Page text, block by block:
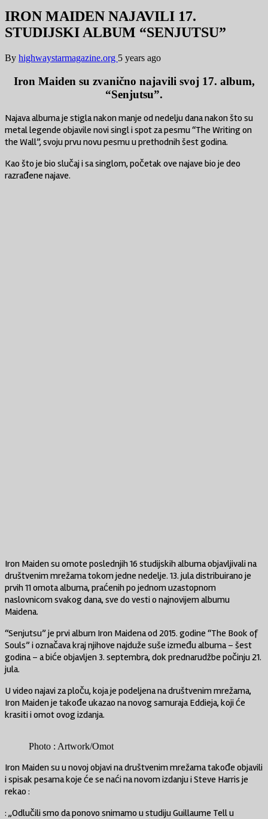
IRON MAIDEN NAJAVILI 17.
STUDIJSKI ALBUM “SENJUTSU”
By highwaystarmagazine.org 5 years ago
Iron Maiden su zvanično najavili svoj 17. album,
“Senjutsu”.
Najava albuma je stigla nakon manje od nedelju dana nakon što su
metal legende objavile novi singl i spot za pesmu “The Writing on
the Wall”, svoju prvu novu pesmu u prethodnih šest godina.
Kao što je bio slučaj i sa singlom, početak ove najave bio je deo
razrađene najave.
Iron Maiden su omote poslednjih 16 studijskih albuma objavljivali na
društvenim mrežama tokom jedne nedelje. 13. jula distribuirano je
prvih 11 omota albuma, praćenih po jednom uzastopnom
naslovnicom svakog dana, sve do vesti o najnovijem albumu
Maidena.
“Senjutsu” je prvi album Iron Maidena od 2015. godine “The Book of
Souls” i označava kraj njihove najduže suše između albuma – šest
godina – a biće objavljen 3. septembra, dok prednarudžbe počinju 21.
jula.
U video najavi za ploču, koja je podeljena na društvenim mrežama,
Iron Maiden je takođe ukazao na novog samuraja Eddieja, koji će
krasiti i omot ovog izdanja.
Photo : Artwork/Omot
Iron Maiden su u novoj objavi na društvenim mrežama takođe objavili
i spisak pesama koje će se naći na novom izdanju i Steve Harris je
rekao :
: „Odlučili smo da ponovo snimamo u studiju Guillaume Tell u